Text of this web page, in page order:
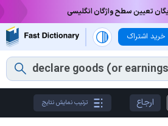
تعیین سطح واژگان انگلیسی
خرید اشتراک
ارجاع ترتیب نمایش نتایج